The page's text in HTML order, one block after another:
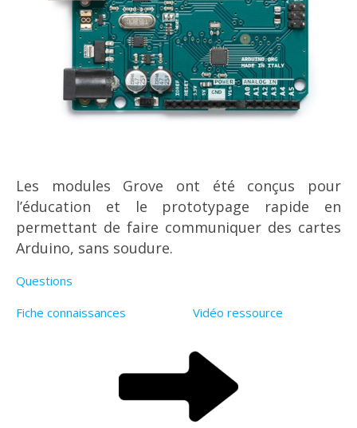
Les modules Grove ont été conçus pour
l’éducation et le prototypage rapide en
permettant de faire communiquer des cartes
Arduino, sans soudure.
Questions
Fiche connaissances
Vidéo ressource